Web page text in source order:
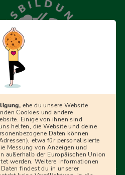
mit Ausbildungspark: Wir
bei deinem Start in den
mit smarten E-Learning-Tools,
interaktiven
Für alle, die was werden
wollen!
ehe du unsere Website
Cookies und andere
Einige von ihnen sind
helfen, die Website und deine
Daten können
etwa für personalisierte
Messung von Anzeigen und
außerhalb der Europäischen Union
werden. Weitere Informationen
findest du in unserer